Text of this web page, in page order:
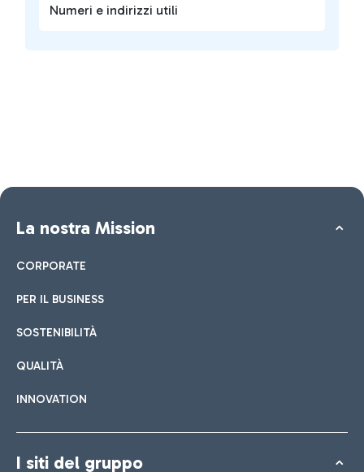
Numeri e indirizzi utili
La nostra Mission
CORPORATE
PER IL BUSINESS
SOSTENIBILITÀ
QUALITÀ
INNOVATION
I siti del gruppo